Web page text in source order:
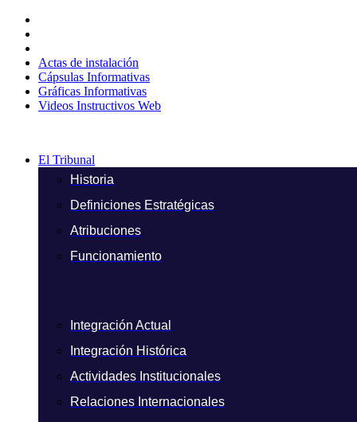
contenido
Actas de instalación
Cápsulas Informativas
Gráficas Informativas
Videos Instructivos Web
El Tribunal
Historia
Definiciones Estratégicas
Atribuciones
Funcionamiento
Integración Actual
Integración Histórica
Actividades Institucionales
Relaciones Internacionales